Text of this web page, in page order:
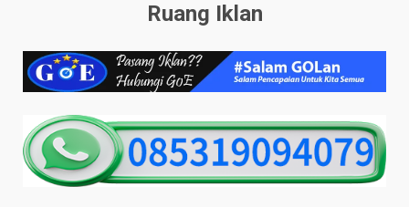
Ruang Iklan